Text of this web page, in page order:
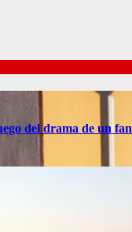
del drama de un fan